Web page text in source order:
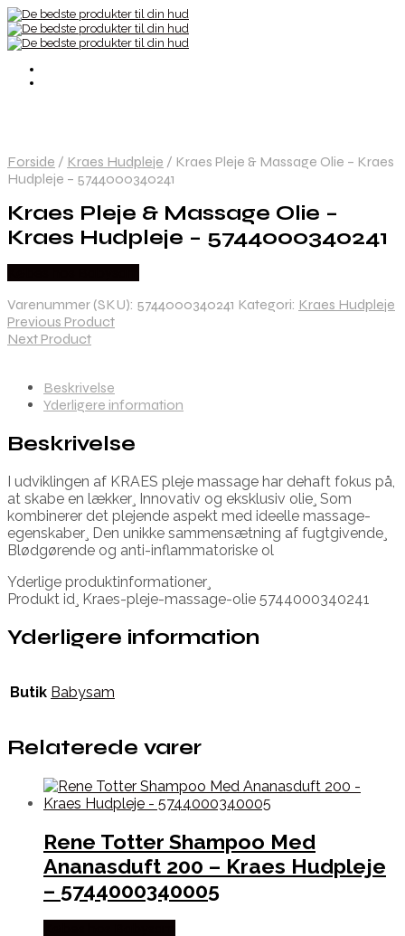
Forside / Kraes Hudpleje / Kraes Pleje & Massage Olie – Kraes
Hudpleje – 5744000340241
Kraes Pleje & Massage Olie –
Kraes Hudpleje – 5744000340241
Varenummer (SKU): 5744000340241 Kategori: Kraes Hudpleje
Previous Product
Next Product
Beskrivelse
Yderligere information
Beskrivelse
I udviklingen af KRAES pleje massage har dehaft fokus på,
at skabe en lækker¸ Innovativ og eksklusiv olie¸ Som
kombinerer det plejende aspekt med ideelle massage-
egenskaber¸ Den unikke sammensætning af fugtgivende¸
Blødgørende og anti-inflammatoriske ol
Yderlige produktinformationer¸
Produkt id¸ Kraes-pleje-massage-olie 5744000340241
Yderligere information
Butik Babysam
Relaterede varer
Rene Totter Shampoo Med
Ananasduft 200 – Kraes Hudpleje
– 5744000340005